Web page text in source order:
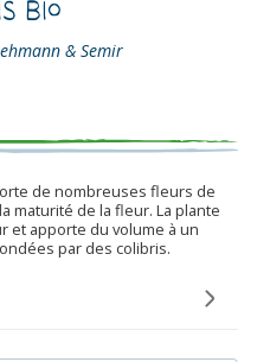
Bio
& Semir
de nombreuses fleurs de
maturité de la fleur. La plante
et apporte du volume à un
par des colibris.